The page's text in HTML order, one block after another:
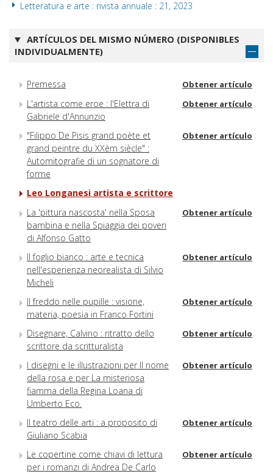
Letteratura e arte : rivista annuale : 21, 2023
ARTÍCULOS DEL MISMO NÚMERO (DISPONIBLES
INDIVIDUALMENTE)
Premessa Obtener artículo
L'artista come eroe : l'Elettra di
Gabriele d'Annunzio
Obtener artículo
"Filippo De Pisis grand poète et
grand peintre du XXèm siècle" :
Automitografie di un sognatore di
forme
Obtener artículo
Leo Longanesi artista e scrittore
La 'pittura nascosta' nella Sposa
bambina e nella Spiaggia dei poveri
di Alfonso Gatto
Obtener artículo
Il foglio bianco : arte e tecnica
nell'esperienza neorealista di Silvio
Micheli
Obtener artículo
Il freddo nelle pupille : visione,
materia, poesia in Franco Fortini
Obtener artículo
Disegnare, Calvino : ritratto dello
scrittore da scritturalista
Obtener artículo
I disegni e le illustrazioni per Il nome
della rosa e per La misteriosa
fiamma della Regina Loana di
Umberto Eco.
Obtener artículo
Il teatro delle arti : a proposito di
Giuliano Scabia
Obtener artículo
Le copertine come chiavi di lettura
per i romanzi di Andrea De Carlo
Obtener artículo